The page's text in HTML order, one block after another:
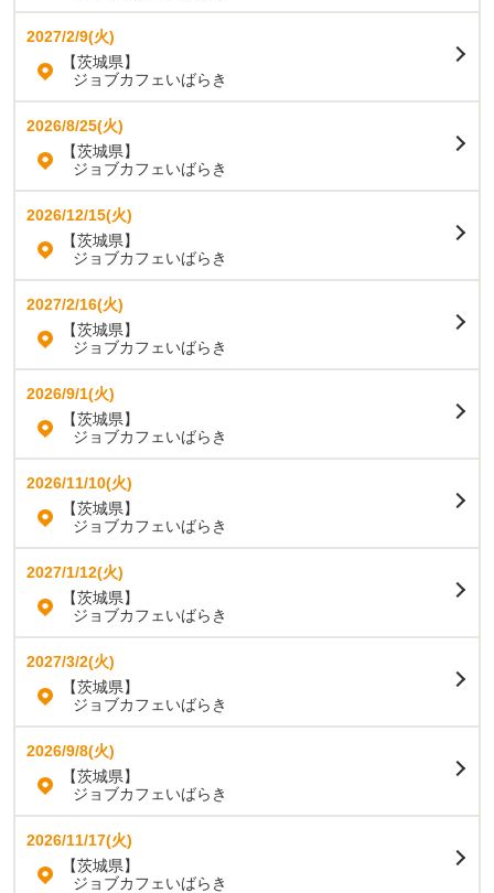
2027/2/9(火)
【茨城県】
ジョブカフェいばらき
2026/8/25(火)
【茨城県】
ジョブカフェいばらき
2026/12/15(火)
【茨城県】
ジョブカフェいばらき
2027/2/16(火)
【茨城県】
ジョブカフェいばらき
2026/9/1(火)
【茨城県】
ジョブカフェいばらき
2026/11/10(火)
【茨城県】
ジョブカフェいばらき
2027/1/12(火)
【茨城県】
ジョブカフェいばらき
2027/3/2(火)
【茨城県】
ジョブカフェいばらき
2026/9/8(火)
【茨城県】
ジョブカフェいばらき
2026/11/17(火)
【茨城県】
ジョブカフェいばらき